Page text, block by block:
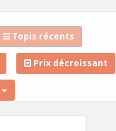
Topis récents
Prix décroissant